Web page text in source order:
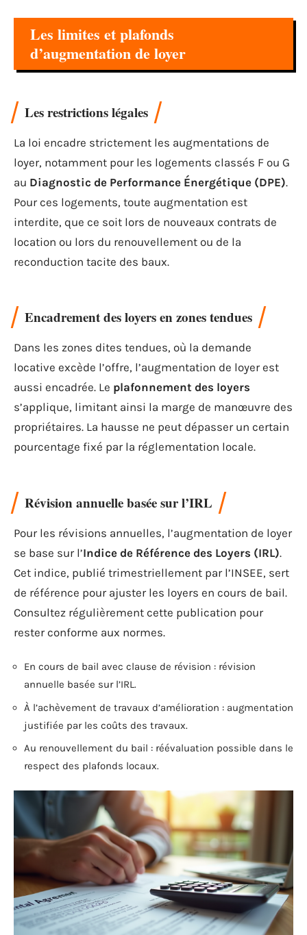
Les limites et plafonds
d’augmentation de loyer
Les restrictions légales
La loi encadre strictement les augmentations de
loyer, notamment pour les logements classés F ou G
au Diagnostic de Performance Énergétique (DPE).
Pour ces logements, toute augmentation est
interdite, que ce soit lors de nouveaux contrats de
location ou lors du renouvellement ou de la
reconduction tacite des baux.
Encadrement des loyers en zones tendues
Dans les zones dites tendues, où la demande
locative excède l’offre, l’augmentation de loyer est
aussi encadrée. Le plafonnement des loyers
s’applique, limitant ainsi la marge de manœuvre des
propriétaires. La hausse ne peut dépasser un certain
pourcentage fixé par la réglementation locale.
Révision annuelle basée sur l’IRL
Pour les révisions annuelles, l’augmentation de loyer
se base sur l’Indice de Référence des Loyers (IRL).
Cet indice, publié trimestriellement par l’INSEE, sert
de référence pour ajuster les loyers en cours de bail.
Consultez régulièrement cette publication pour
rester conforme aux normes.
En cours de bail avec clause de révision : révision
annuelle basée sur l’IRL.
À l’achèvement de travaux d’amélioration : augmentation
justifiée par les coûts des travaux.
Au renouvellement du bail : réévaluation possible dans le
respect des plafonds locaux.